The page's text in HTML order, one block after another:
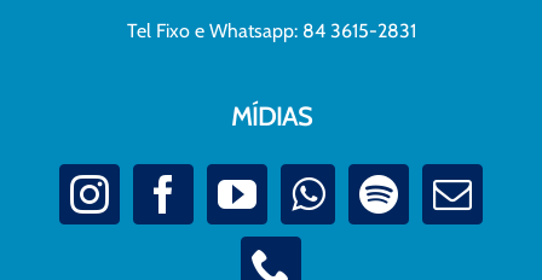
Tel Fixo e Whatsapp: 84 3615-2831
MÍDIAS